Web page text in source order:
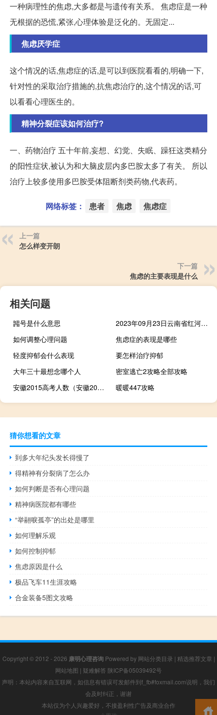
一种病理性的焦虑,大多都是与遗传有关系。 焦虑症是一种
无根据的恐慌,紧张,心理体验是泛化的。无固定...
焦虑厌学症
这个情况的话,焦虑症的话,是可以到医院看看的,明确一下,
针对性的采取治疗措施的,抗焦虑治疗的,这个情况的话,可
以看看心理医生的。
精神分裂症该如何治疗?
一、药物治疗 五十年前,妄想、幻觉、失眠、躁狂这类精分
的阳性症状,被认为和大脑皮层内多巴胺太多了有关。 所以
治疗上较多使用多巴胺受体阻断剂类药物,代表药。
网络标签： 患者 焦虑 焦虑症
上一篇
怎么样变开朗
下一篇
焦虑的主要表现是什么
相关问题
嘂号是什么意思
2023年09月23日云南省红河哈尼族彝族自治州疫情大数据-今日/今天疫情全网搜索最新实时消息动态情况通知播报
如何调整心理问题
焦虑症的表现是哪些
轻度抑郁会什么表现
要怎样治疗抑郁
大年三十最想念哪个人
密室逃亡2攻略全部攻略
安徽2015高考人数（安徽2015高考）
暖暖447攻略
猜你想看的文章
到多大年纪头发长得慢了
得精神有分裂病了怎么办
如何判断是否有心理问题
精神病医院都有哪些
“举翮唳孤亭”的出处是哪里
如何理解乐观
如何控制抑郁
焦虑原因是什么
极品飞车11生涯攻略
合金装备5图文攻略
Copyright © 2012 - 2026 康明心理咨询Powered by 网站分类目录 | 精选推荐文章 |
网站地图 | 疑难解答 陕ICP备05039492号
声明：本站内容来自互联网，如信息有错误可发邮件到f_fb#foxmail.com说明，我们
会及时纠正，谢谢
本站仅为个人兴趣爱好，不接盈利性广告及商业合作